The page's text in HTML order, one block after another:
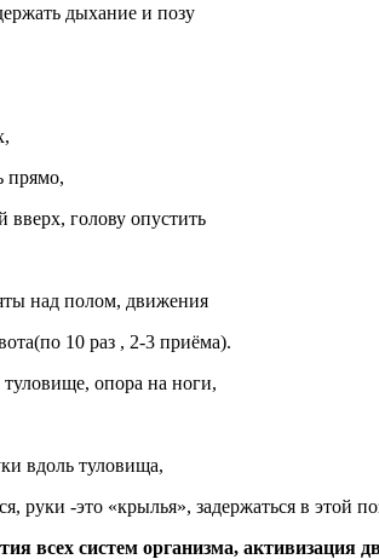
дыхание и позу
прямо,
голову опустить
над полом, движения
10 раз , 2-3 приёма).
опора на ноги,
вдоль туловища,
руки -это «крылья», задержаться в этой
всех систем организма, активизация